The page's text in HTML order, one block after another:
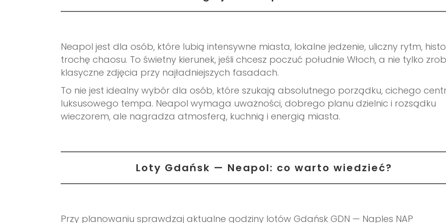
Neapol jest dla osób, które lubią intensywne miasta, lokalne jedzenie, uliczny rytm,
trochę chaosu. To świetny kierunek, jeśli chcesz poczuć południe Włoch, a nie tylko
klasyczne zdjęcia przy najładniejszych fasadach.
To nie jest idealny wybór dla osób, które szukają absolutnego porządku, cichego
luksusowego tempa. Neapol wymaga uważności, dobrego planu dzielnic i rozsądku
wieczorem, ale nagradza atmosferą, kuchnią i energią miasta.
Loty Gdańsk — Neapol: co warto wiedzieć?
Przy planowaniu sprawdzaj aktualne godziny lotów Gdańsk GDN — Naples NAP